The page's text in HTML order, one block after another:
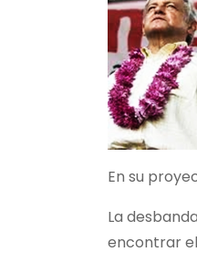
En su
La
encontrar